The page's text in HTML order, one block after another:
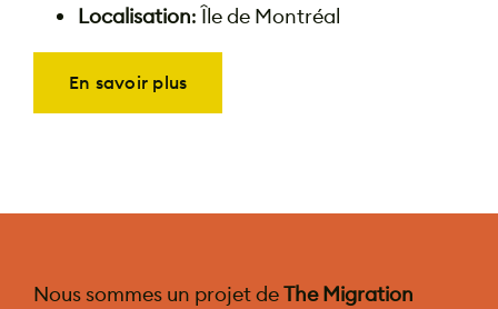
Localisation: Île de Montréal
En savoir plus
Nous sommes un projet deThe Migration